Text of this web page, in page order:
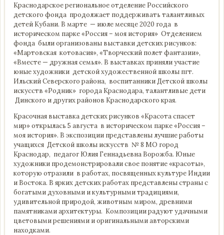
Краснодарское региональное отделение Российского
детского фонда продолжает поддерживать талантливых
детей Кубани. В марте — июле месяце 2020 года в
историческом парке «Россия – моя история» Отделением
фонда были организованы выставки детских рисунков:
«Мартовская котовасия», «Творческий полет фантазии»,
«Вместе — дружная семья». В выставках приняли участие
юные художники детской художественной школы пгт.
Ильский Северского района, воспитанники Детской школы
искусств «Родник» города Краснодара, талантливые дети
Динского и других районов Краснодарского края.
Красочная выставка детских рисунков «Красота спасет
мир» открылась 5 августа в историческом парке «Россия –
моя история». В экспозиции представлены лучшие работы
учащихся Детской школы искусств № 8 МО город
Краснодар, педагог Юлия Геннадьевна Ворожба. Юные
художники продемонстрировали свое понятие «красоты»,
которую отразили в работах, посвященных культуре Индии
и Востока. В ярких детских работах представлены страны с
богатыми духовными и культурными традициями,
удивительной природой, животным миром, древними
памятниками архитектуры. Композиции радуют удачными
цветовыми решениями и оригинальными авторскими
находками.